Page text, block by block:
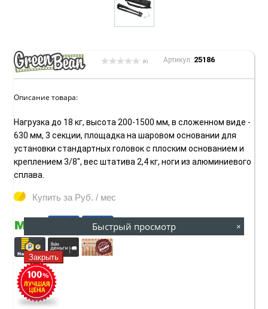
(0) Артикул: 25186
Описание товара:
Нагрузка до 18 кг, высота 200-1500 мм, в сложенном виде -
630 мм, 3 секции, площадка на шаровом основании для
установки стандартных головок с плоским основанием и
креплением 3/8", вес штатива 2,4 кг, ноги из алюминиевого
сплава.
Купить за Руб. / мес
Быстрый просмотр ×
Закрыть